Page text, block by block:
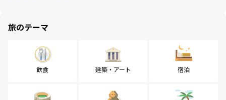
旅のテーマ
飲食 建築・アート 宿泊